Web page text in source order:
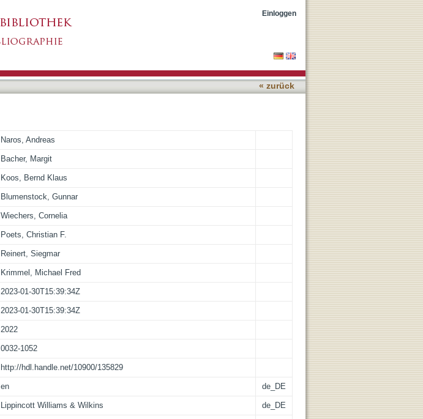
Einloggen
« zurück
Naros, Andreas
Bacher, Margit
Koos, Bernd Klaus
Blumenstock, Gunnar
Wiechers, Cornelia
Poets, Christian F.
Reinert, Siegmar
Krimmel, Michael Fred
2023-01-30T15:39:34Z
2023-01-30T15:39:34Z
2022
0032-1052
http://hdl.handle.net/10900/135829
en de_DE
Lippincott Williams & Wilkins de_DE